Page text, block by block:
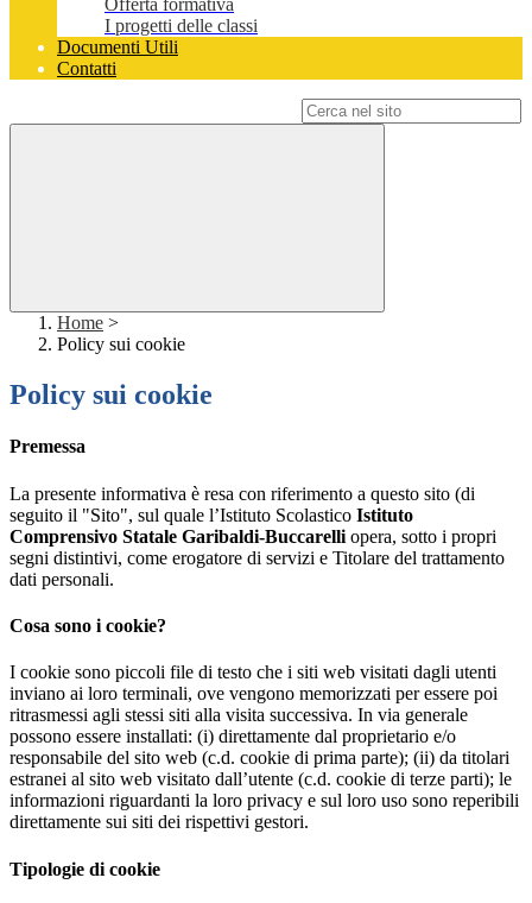
Offerta formativa
I progetti delle classi
Documenti Utili
Contatti
Home >
Policy sui cookie
Policy sui cookie
Premessa
La presente informativa è resa con riferimento a questo sito (di
seguito il "Sito", sul quale l’Istituto Scolastico Istituto
Comprensivo Statale Garibaldi-Buccarelli opera, sotto i propri
segni distintivi, come erogatore di servizi e Titolare del trattamento
dati personali.
Cosa sono i cookie?
I cookie sono piccoli file di testo che i siti web visitati dagli utenti
inviano ai loro terminali, ove vengono memorizzati per essere poi
ritrasmessi agli stessi siti alla visita successiva. In via generale
possono essere installati: (i) direttamente dal proprietario e/o
responsabile del sito web (c.d. cookie di prima parte); (ii) da titolari
estranei al sito web visitato dall’utente (c.d. cookie di terze parti); le
informazioni riguardanti la loro privacy e sul loro uso sono reperibili
direttamente sui siti dei rispettivi gestori.
Tipologie di cookie